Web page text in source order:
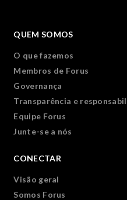
QUEM SOMOS
O que fazemos
Membros de Forus
Governança
Transparência e
Equipe Forus
Junte-se a nós
CONECTAR
Visão geral
Somos Forus